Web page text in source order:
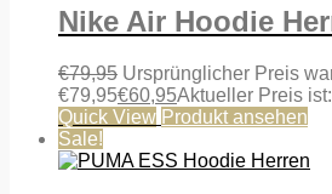
Nike Air Hoodie
€79,95 Ursprünglicher Preis
€79,95€60,95Aktueller Preis
Quick View Produkt ansehen
Sale!